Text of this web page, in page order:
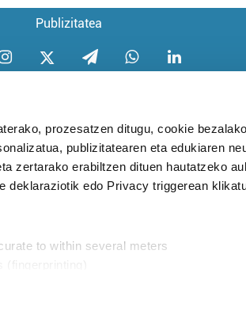
prozesatzen ditugu, cookie
publizitatearen eta edukiaren
zertarako erabiltzen dituen hautatzeko
deklaraziotik edo Privacy triggerean
to within several meters
Publizitatea
Pribatutasun
da gure eginkizuna.